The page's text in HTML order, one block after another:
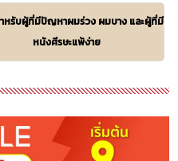
ำหรับผู้ที่มีปัญหาผมร่วง ผมบาง และผู้ที่มี
หนังศีรษะแพ้ง่าย